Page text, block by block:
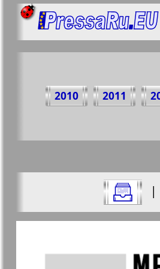
2010 2011
Все номера
|